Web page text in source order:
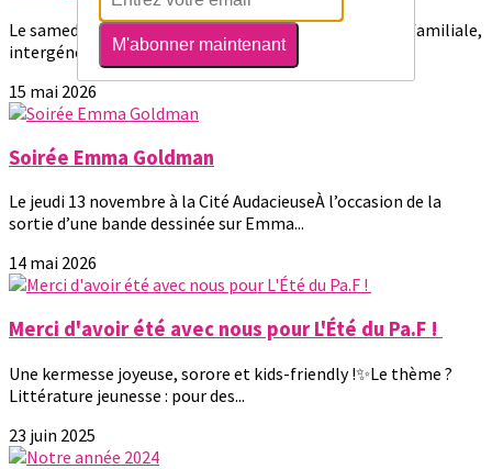
Le samedi 11 avril 2026 à la Cité audacieuseUne soirée familiale,
intergénérationnelle, kids...
15 mai 2026
Soirée Emma Goldman
Le jeudi 13 novembre à la Cité AudacieuseÀ l’occasion de la
sortie d’une bande dessinée sur Emma...
14 mai 2026
Merci d'avoir été avec nous pour L'Été du Pa.F !
Une kermesse joyeuse, sorore et kids-friendly !✨Le thème ?
Littérature jeunesse : pour des...
23 juin 2025
M'abonner maintenant